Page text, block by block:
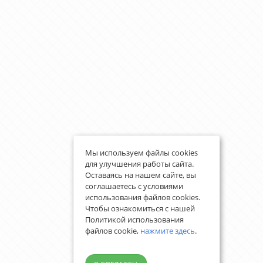
Мы используем файлы cookies
для улучшения работы сайта.
Оставаясь на нашем сайте, вы
соглашаетесь с условиями
использования файлов cookies.
Чтобы ознакомиться с нашей
Политикой использования
файлов cookie, нажмите здесь.